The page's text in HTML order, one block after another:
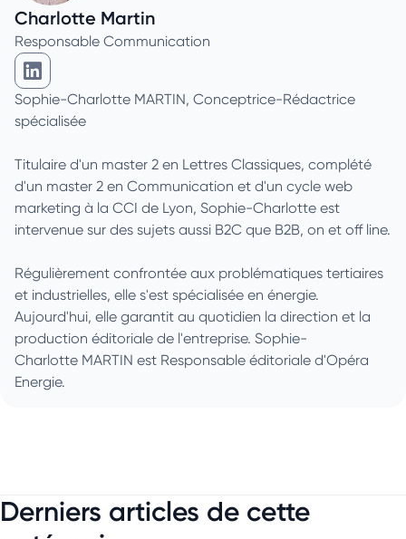
Charlotte Martin
Responsable Communication
Charlotte Martin sur Linkedin
Sophie-Charlotte MARTIN, Conceptrice-Rédactrice
spécialisée
Titulaire d'un master 2 en Lettres Classiques, complété
d'un master 2 en Communication et d'un cycle web
marketing à la CCI de Lyon, Sophie-Charlotte est
intervenue sur des sujets aussi B2C que B2B, on et off line.
Régulièrement confrontée aux problématiques tertiaires
et industrielles, elle s'est spécialisée en énergie.
Aujourd'hui, elle garantit au quotidien la direction et la
production éditoriale de l'entreprise. Sophie-
Charlotte MARTIN est Responsable éditoriale d'Opéra
Energie.
Derniers articles de cette